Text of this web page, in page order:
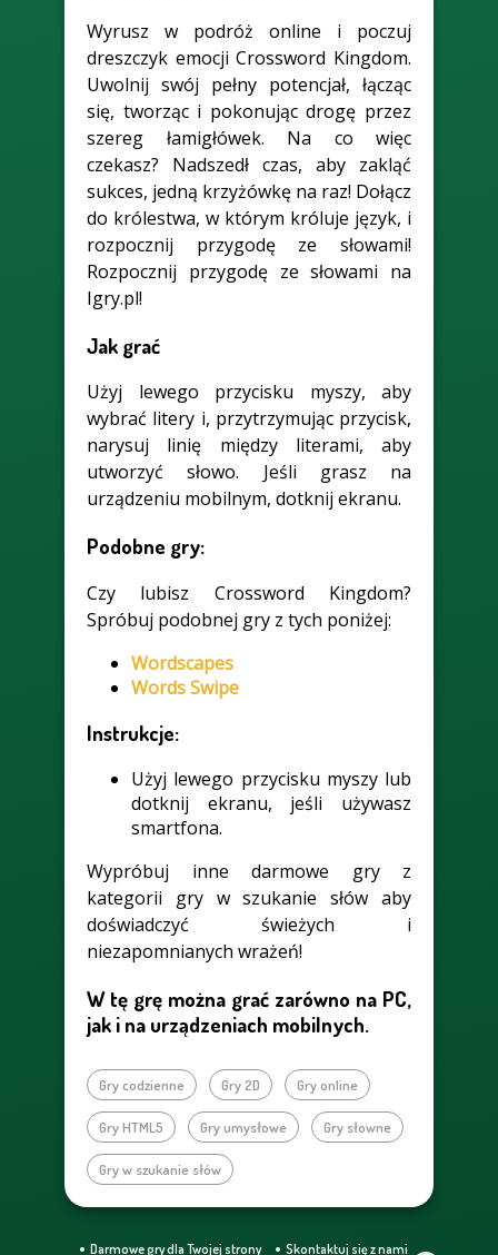
Wyrusz w podróż online i poczuj
dreszczyk emocji Crossword Kingdom.
Uwolnij swój pełny potencjał, łącząc
się, tworząc i pokonując drogę przez
szereg łamigłówek. Na co więc
czekasz? Nadszedł czas, aby zakląć
sukces, jedną krzyżówkę na raz! Dołącz
do królestwa, w którym króluje język, i
rozpocznij przygodę ze słowami!
Rozpocznij przygodę ze słowami na
Igry.pl!
Jak grać
Użyj lewego przycisku myszy, aby
wybrać litery i, przytrzymując przycisk,
narysuj linię między literami, aby
utworzyć słowo. Jeśli grasz na
urządzeniu mobilnym, dotknij ekranu.
Podobne gry:
Czy lubisz Crossword Kingdom?
Spróbuj podobnej gry z tych poniżej:
Wordscapes
Words Swipe
Instrukcje:
Użyj lewego przycisku myszy lub
dotknij ekranu, jeśli używasz
smartfona.
Wypróbuj inne darmowe gry z
kategorii gry w szukanie słów aby
doświadczyć świeżych i
niezapomnianych wrażeń!
W tę grę można grać zarówno na PC,
jak i na urządzeniach mobilnych.
Gry codzienne Gry 2D Gry online
Gry HTML5 Gry umysłowe Gry słowne
Gry w szukanie słów
Darmowe gry dla Twojej strony Skontaktuj się z nami